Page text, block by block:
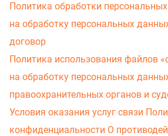
Политика обработки
на обработку персональных
договор
Политика использования файлов
на обработку персональных
правоохранительных органов и
Условия оказания услуг связи
конфиденциальности О